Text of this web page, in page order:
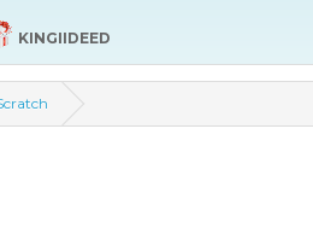
KINGIIDEED